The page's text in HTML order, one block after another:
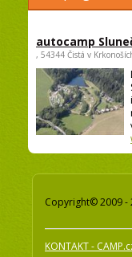
autocamp
, 54344 Čistá v
Copyright© 2009 -
KONTAKT -